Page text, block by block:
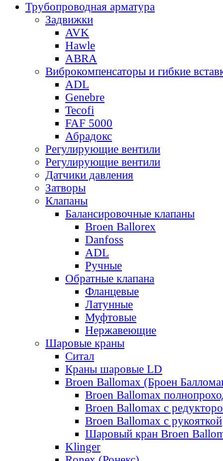
Трубопроводная арматура
Задвижки
AVK
Hawle
ABRA
Виброкомпенсаторы и гибкие
ADL
Genebre
Tecofi
FAF 5000
Абрадокс
Регулирующие вентили
Регулирующие вентили
Датчики давления
Затворы
Клапаны
Балансировочные клапаны
Broen Ballorex
Danfoss
ADL
Ручные
Обратные клапана
Фланцевые
Латунные
Муфтовые
Нержавеющие
Шаровые краны
Ситал
Краны шаровые LD
Broen Ballomax (Броен
Broen Ballomax
Broen Ballomax с
Broen Ballomax с рукояткой
Шаровый кран Broen
Klinger